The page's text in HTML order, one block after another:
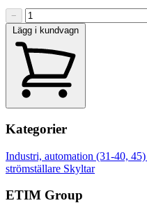
−
Lägg i kundvagn
Kategorier
Industri, automation (31-40, 45)
strömställare Skyltar
ETIM Group